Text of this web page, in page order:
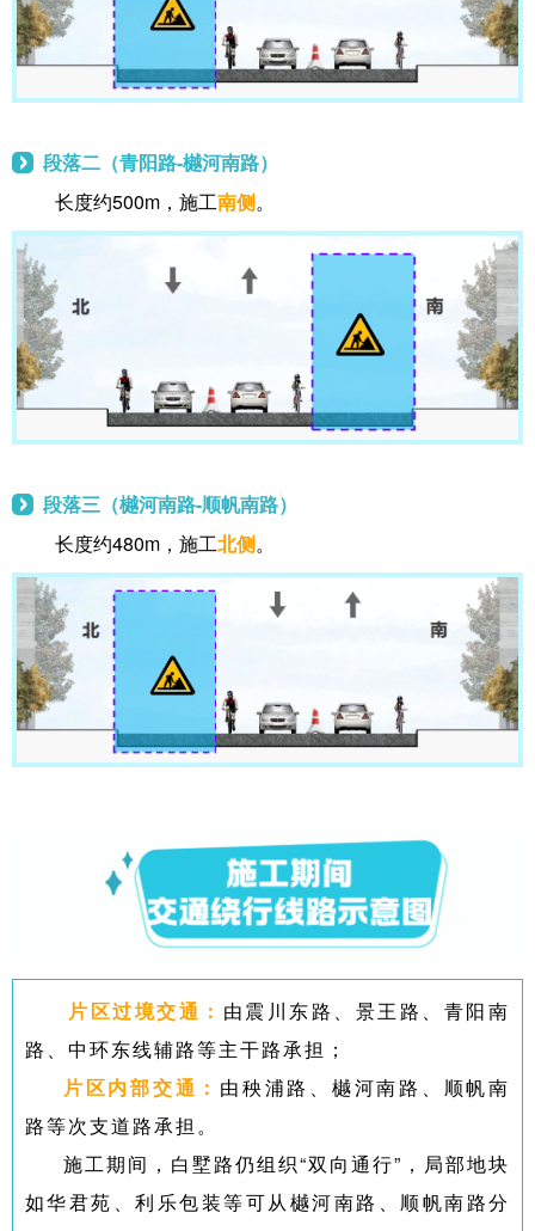
段落二（青阳路-樾河南路）
长度约500m，施工南侧。
段落三（樾河南路-顺帆南路）
长度约480m，施工北侧。
片区过境交通： 由震川东路、景王路、青阳南
路、中环东线辅路等主干路承担；
片区内部交通： 由秧浦路、樾河南路、顺帆南
路等次支道路承担。
施工期间，白墅路仍组织“双向通行”，局部地块
如华君苑、利乐包装等可从樾河南路、顺帆南路分